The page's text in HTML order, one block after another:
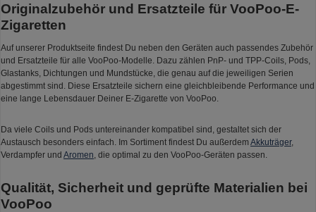
Originalzubehör und Ersatzteile für VooPoo-E-
Zigaretten
Auf unserer Produktseite findest Du neben den Geräten auch passendes Zubehör
und Ersatzteile für alle VooPoo-Modelle. Dazu zählen PnP- und TPP-Coils, Pods,
Glastanks, Dichtungen und Mundstücke, die genau auf die jeweiligen Serien
abgestimmt sind. Diese Ersatzteile sichern eine gleichbleibende Performance und
eine lange Lebensdauer Deiner E-Zigarette von VooPoo.
Da viele Coils und Pods untereinander kompatibel sind, gestaltet sich der
Austausch besonders einfach. Im Sortiment findest Du außerdem Akkuträger,
Verdampfer und Aromen, die optimal zu den VooPoo-Geräten passen.
Qualität, Sicherheit und geprüfte Materialien bei
VooPoo